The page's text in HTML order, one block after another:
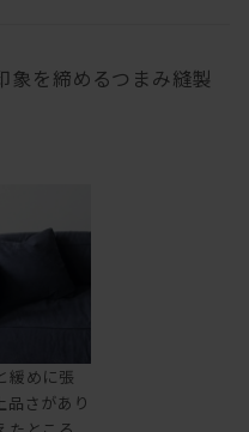
象を締めるつまみ縫製
緩めに張
品さがあり